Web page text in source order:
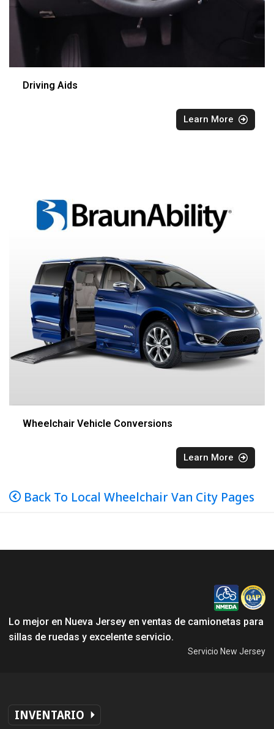
Driving Aids
Learn More
Wheelchair Vehicle Conversions
Learn More
Back To Local Wheelchair Van City Pages
Lo mejor en Nueva Jersey en ventas de camionetas para
sillas de ruedas y excelente servicio.
Servicio New Jersey
INVENTARIO